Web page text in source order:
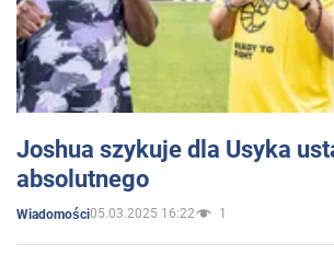
Joshua szykuje dla Usyka
absolutnego
Wiadomości05.03.2025 16:22 1